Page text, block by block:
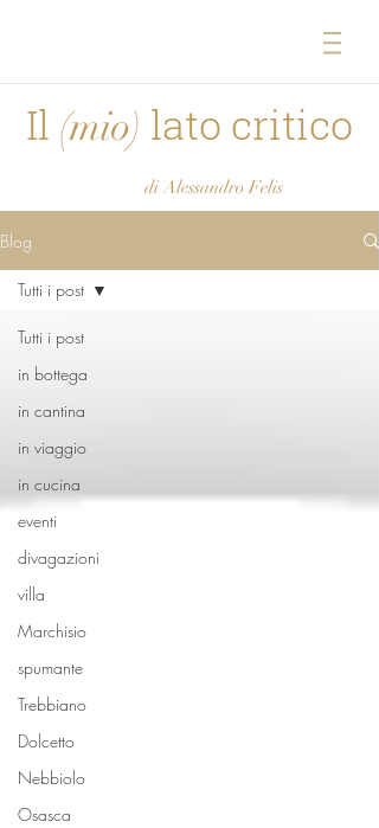
Il (mio) lato critico
di Alessandro Felis
Blog
Tutti i post
in bottega
in cantina
in viaggio
in cucina
eventi
divagazioni
villa
Marchisio
spumante
Trebbiano
Dolcetto
Nebbiolo
Osasca
Tutti i post